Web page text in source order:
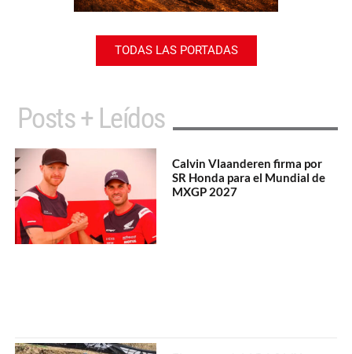
TODAS LAS PORTADAS
Posts + Leídos
Calvin Vlaanderen firma por
SR Honda para el Mundial de
MXGP 2027